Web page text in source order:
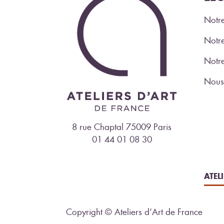
8 rue Chaptal 75009 Paris
01 44 01 08 30
Copyright © Ateliers d’Art de France